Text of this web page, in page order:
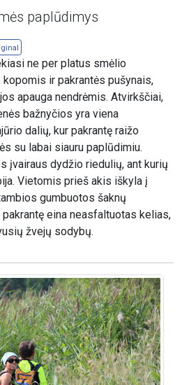
paplūdimys
ne per platus smėlio
ir pakrantės pušynais,
apauga nendrėmis. Atvirkščiai,
bažnyčios yra viena
dalių, kur pakrantę raižo
su labai siauru paplūdimiu.
įvairaus dydžio riedulių, ant kurių
Vietomis prieš akis iškyla į
gumbuotos šaknų
eina neasfaltuotas kelias,
žvejų sodybų.